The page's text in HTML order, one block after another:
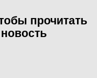
прочитать